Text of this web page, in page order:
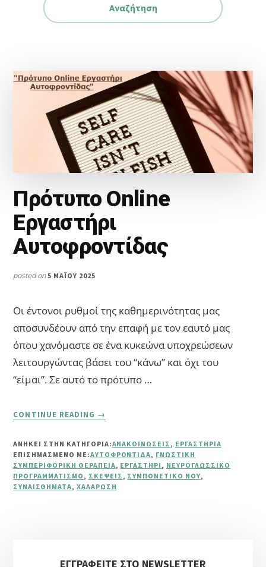
Πρότυπο Online
Εργαστήρι
Αυτοφροντίδας
posted on5 ΜΑΪ́ΟΥ 2025
Οι έντονοι ρυθμοί της καθημερινότητας μας
αποσυνδέουν από την επαφή με τον εαυτό μας
όπου χανόμαστε σε ένα κυκεώνα υποχρεώσεων
λειτουργώντας βάσει του “κάνω” και όχι του
“είμαι”. Σε αυτό το πρότυπο …
CONTINUE READING
ΠΡΌΤΥΠΟ
ΕΡΓΑΣΤΉΡΙ
ΑΥΤΟΦΡΟΝΤΊΔΑΣ
→
ΑΝΗΚΕΙ ΣΤΗΝ ΚΑΤΗΓΟΡΙΑ:ΑΝΑΚΟΙΝΏΣΕΙΣ , ΕΡΓΑΣΤΉΡΙΑ
ΕΠΙΣΗΜΑΣΜΈΝΟ ΜΕ:ΑΥΤΟΦΡΟΝΤΊΔΑ, ΓΝΩΣΤΙΚΉ
ΣΥΜΠΕΡΙΦΟΡΙΚΉ ΘΕΡΑΠΕΊΑ, ΕΡΓΑΣΤΉΡΙ , ΝΕΥΡΟΓΛΩΣΣΙΚΌ
ΠΡΟΓΡΑΜΜΑΤΙΣΜΌ , ΣΚΈΨΕΙΣ , ΣΥΜΠΟΝΕΤΙΚΌ ΝΟΥ,
ΣΥΝΑΙΣΘΉΜΑΤΑ, ΧΑΛΆΡΩΣΗ
ΕΓΓΡΑΦΕΙΤΕ ΣΤΟ NEWSLETTER